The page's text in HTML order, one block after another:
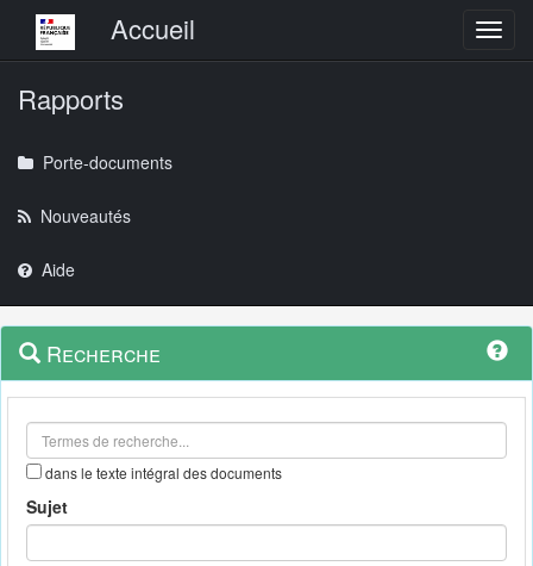
Menu principalAccueil
Rapports
Porte-documents
Nouveautés
Aide
Navigation
outils
Menu
contextuel
Recherche
dans le texte intégral des documents
Sujet